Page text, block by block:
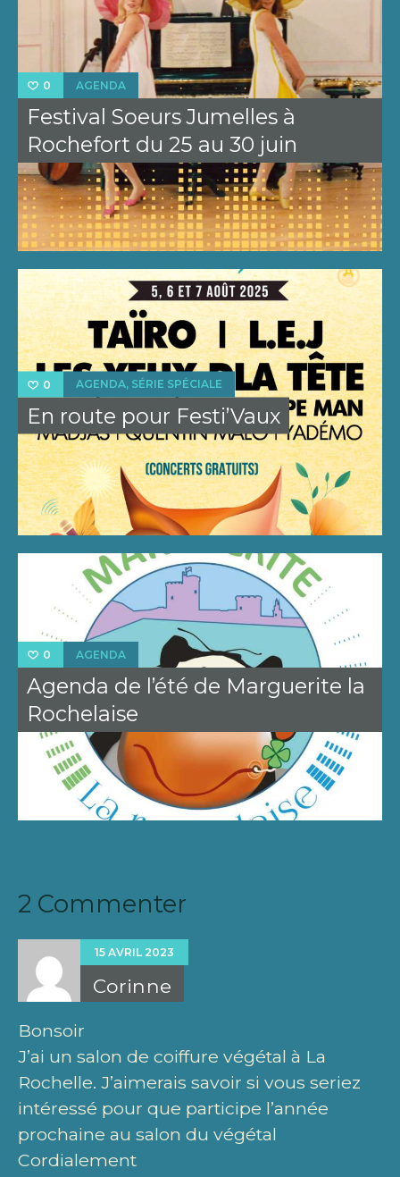
0 AGENDA
Festival Soeurs Jumelles à
Rochefort du 25 au 30 juin
0 AGENDA, SÉRIE SPÉCIALE
En route pour Festi’Vaux
0 AGENDA
Agenda de l’été de Marguerite la
Rochelaise
2 Commenter
15 AVRIL 2023
Corinne
Bonsoir
J’ai un salon de coiffure végétal à La
Rochelle. J’aimerais savoir si vous seriez
intéressé pour que participe l’année
prochaine au salon du végétal
Cordialement